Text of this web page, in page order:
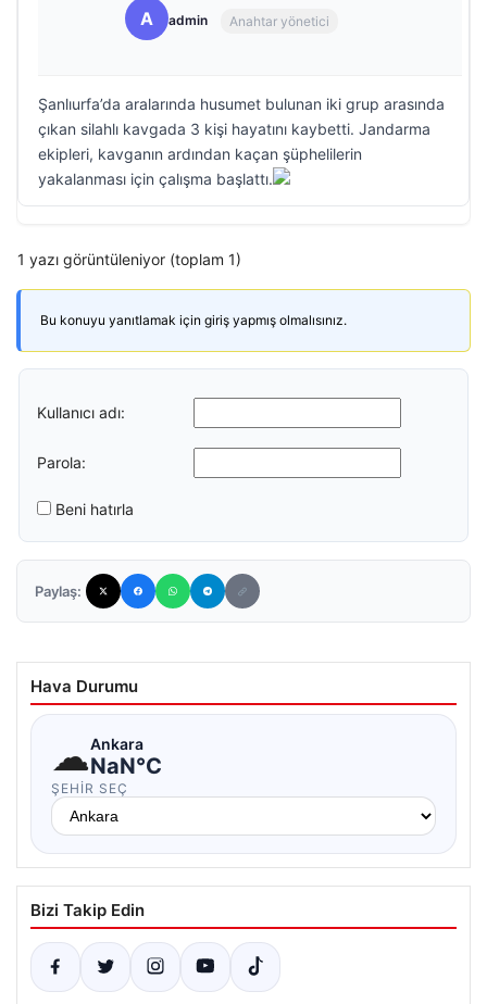
A admin Anahtar yönetici
Şanlıurfa’da aralarında husumet bulunan iki grup arasında
çıkan silahlı kavgada 3 kişi hayatını kaybetti. Jandarma
ekipleri, kavganın ardından kaçan şüphelilerin
yakalanması için çalışma başlattı.
1 yazı görüntüleniyor (toplam 1)
Bu konuyu yanıtlamak için giriş yapmış olmalısınız.
Kullanıcı adı:
Parola:
Beni hatırla
Paylaş:
Hava Durumu
☁Ankara
NaN°C
ŞEHIR SEÇ
Bizi Takip Edin